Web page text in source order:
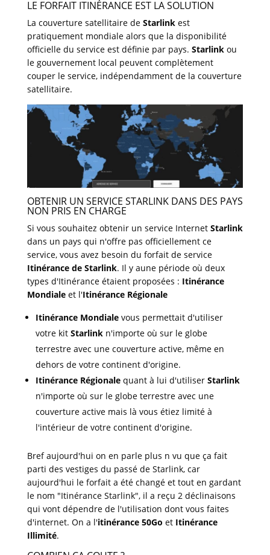
LE FORFAIT ITINÉRANCE EST LA SOLUTION
La couverture satellitaire de Starlinkest
pratiquement mondiale alors que la disponibilité
officielle du service est définie par pays. Starlinkou
le gouvernement local peuvent complètement
couper le service, indépendamment de la couverture
satellitaire.
OBTENIR UN SERVICE STARLINK DANS DES PAYS
NON PRIS EN CHARGE
Si vous souhaitez obtenir un service Internet Starlink
dans un pays qui n'offre pas officiellement ce
service, vous avez besoin du forfait de service
Itinérance de Starlink. Il y aune période où deux
types d'Itinérance étaient proposées : Itinérance
Mondialeet l'Itinérance Régionale
Itinérance Mondialevous permettait d'utiliser
votre kit Starlinkn'importe où sur le globe
terrestre avec une couverture active, même en
dehors de votre continent d'origine.
Itinérance Régionalequant à lui d'utiliser Starlink
n'importe où sur le globe terrestre avec une
couverture active mais là vous étiez limité à
l'intérieur de votre continent d'origine.
Bref aujourd'hui on en parle plus n vu que ça fait
parti des vestiges du passé de Starlink, car
aujourd'hui le forfait a été changé et tout en gardant
le nom "Itinérance Starlink", il a reçu 2 déclinaisons
qui vont dépendre de l'utilisation dont vous faites
d'internet. On a l'itinérance 50Go et Itinérance
Illimité.